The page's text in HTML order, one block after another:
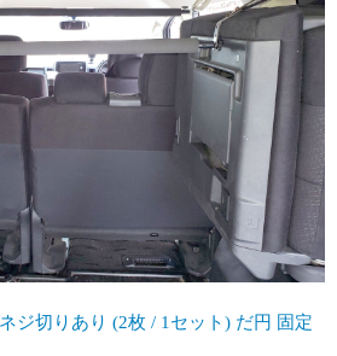
ジ切りあり (2枚 / 1セット) だ円 固定